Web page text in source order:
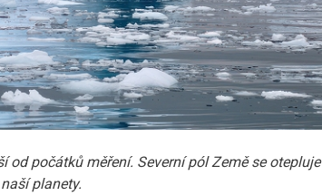
od počátků měření. Severní pól Země se otepluje
planety.